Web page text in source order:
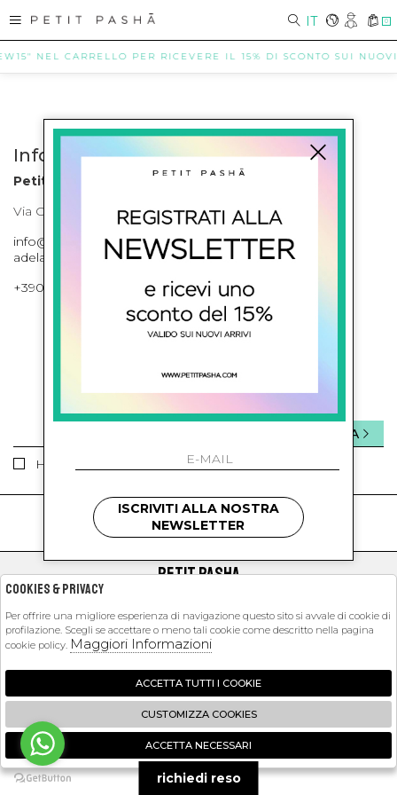
IT 0
NEL CARRELLO PER RICEVERE IL 15% DI SCONTO SUI
Info contatti
Petit Pasha
Via Cilea, 255 Napoli Corso Umberto I 301 Napoli
info@petitpasha.com, petitpasha@hotmail.it,
adelaide.petitpasha@hotmail.com
+39081643421 , +390812351280
ISCRIVITI ALLA NEWSLETTER
Ho letto ed accettato le condizioni sulla privacy.
INVIA
kids
PETIT PASHA
EXTRA
2026 Petit Pasha - P.iva : 09423341214 Powered by
Zucchetti
🍪
ISCRIVITI ALLA NOSTRA
NEWSLETTER
richiedi reso
Cookies & Privacy
Per offrire una migliore esperienza di navigazione questo sito si avvale di cookie di
profilazione. Scegli se accettare o meno tali cookie come descritto nella pagina
cookie policy. Maggiori Informazioni
ACCETTA TUTTI I COOKIE
CUSTOMIZZA COOKIES
ACCETTA NECESSARI